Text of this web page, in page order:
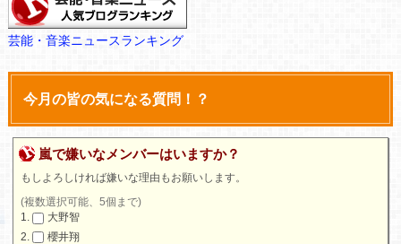
芸能・音楽ニュースランキング
今月の皆の気になる質問！？
嵐で嫌いなメンバーはいますか？
もしよろしければ嫌いな理由もお願いします。
(複数選択可能、5個まで)
大野智
櫻井翔